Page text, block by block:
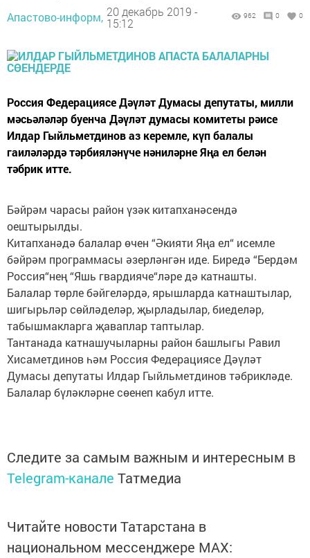
Апастово-информ, 20 декабрь 2019 -
15:12
962 0 0
Россия Федерациясе Дәүләт Думасы депутаты, милли
мәсьәләләр буенча Дәүләт думасы комитеты рәисе
Илдар Гыйльметдинов аз керемле, күп балалы
гаиләләрдә тәрбияләнүче нәниләрне Яңа ел белән
тәбрик итте.
Бәйрәм чарасы район үзәк китапханәсендә
оештырылды.
Китапханәдә балалар өчен “Әкияти Яңа ел“ исемле
бәйрәм программасы әзерләнгән иде. Биредә “Бердәм
Россия“нең “Яшь гвардияче“ләре дә катнашты.
Балалар төрле бәйгеләрдә, ярышларда катнаштылар,
шигырьләр сөйләделәр, җырладылар, биеделәр,
табышмакларга җаваплар таптылар.
Тантанада катнашучыларны район башлыгы Равил
Хисаметдинов һәм Россия Федерациясе Дәүләт
Думасы депутаты Илдар Гыйльметдинов тәбрикләде.
Балалар бүләкләрне сөенеп кабул итте.
Следите за самым важным и интересным в
Telegram-канале Татмедиа
Читайте новости Татарстана в
национальном мессенджере MАХ: